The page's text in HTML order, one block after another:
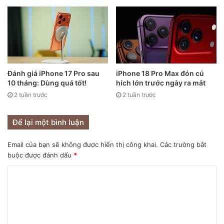
Đánh giá iPhone 17 Pro sau
10 tháng: Dùng quá tốt!
2 tuần trước
iPhone 18 Pro Max đón cú
hích lớn trước ngày ra mắt
2 tuần trước
Để lại một bình luận
Email của bạn sẽ không được hiển thị công khai. Các trường bắt
buộc được đánh dấu *